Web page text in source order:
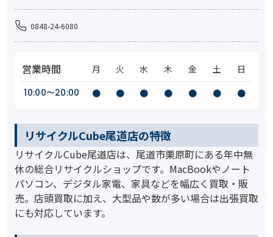
0848-24-6080
営業時間 月 火 水 木 金 土
日
10:00〜20:00
● ● ● ● ● ● ●
リサイクルCube尾道店の特徴
リサイクルCube尾道店は、尾道市栗原町にある年中無
休の総合リサイクルショップです。MacBookやノート
パソコン、デジタル家電、家具などを幅広く買取・販
売。店頭買取に加え、大型品や数が多い場合は出張買取
にも対応しています。